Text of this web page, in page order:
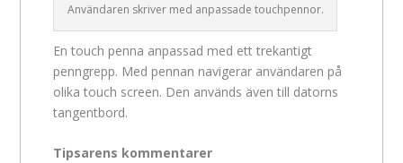
Användaren skriver med anpassade touchpennor.
En touch penna anpassad med ett trekantigt
penngrepp. Med pennan navigerar användaren på
olika touch screen. Den används även till datorns
tangentbord.
Tipsarens kommentarer